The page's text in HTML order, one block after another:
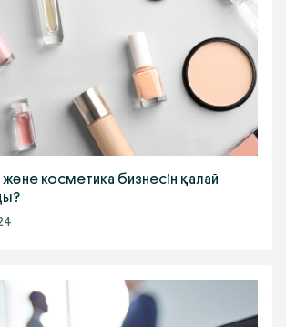
косметика бизнесін қалай